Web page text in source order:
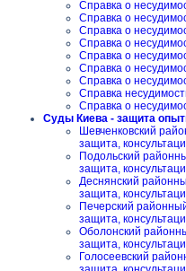
Справка о
Справка о
Справка о
Справка о
Справка о
Справка о
Справка о
Справка
Справка о
Суды Киева - защита
Шевченковский
защита,
Подольский
защита,
Деснянский
защита,
Печерский
защита,
Оболонский
защита,
Голосеевский